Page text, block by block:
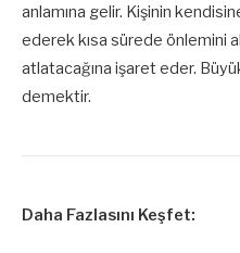
anlamına gelir. Kişinin
ederek kısa sürede önlemini
atlatacağına işaret eder.
demektir.
Daha Fazlasını Keşfet: